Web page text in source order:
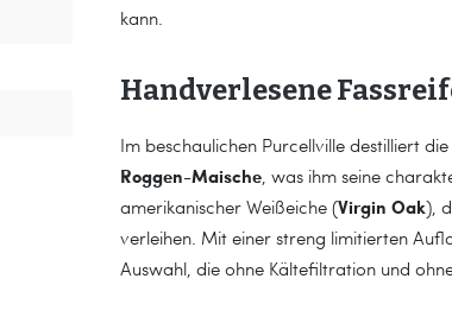
kann.
Handverlesene
Im beschaulichen Purcellville destilliert
Roggen-Maische, was ihm seine
amerikanischer Weißeiche (Virgin Oak),
verleihen. Mit einer streng limitierten
Auswahl, die ohne Kältefiltration und